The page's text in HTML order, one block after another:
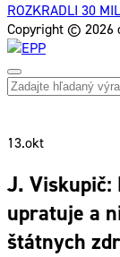
ROZKRADLI 30
Copyright © 2026
13.okt
J. Viskupič:
upratuje a
štátnych